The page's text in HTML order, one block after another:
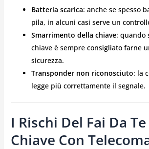
Batteria scarica: anche se spesso
pila, in alcuni casi serve un
Smarrimento della chiave: quando
chiave è sempre consigliato farne
sicurezza.
Transponder non riconosciuto: la
legge più correttamente il segnale.
I Rischi Del Fai Da
Chiave Con